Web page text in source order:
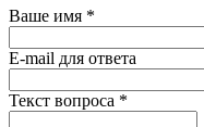
Ваше имя *
E-mail для ответа
Текст вопроса *